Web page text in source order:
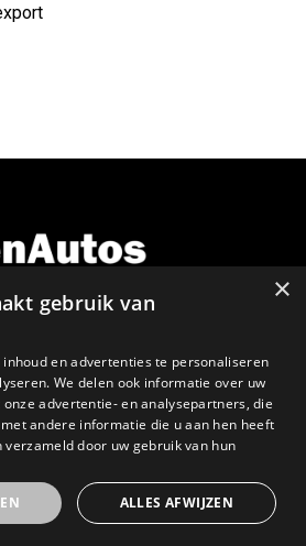
×
gebruik van
en advertenties te personaliseren
We delen ook informatie over uw
advertentie- en analysepartners, die
andere informatie die u aan hen heeft
door uw gebruik van hun
ALLES AFWIJZEN